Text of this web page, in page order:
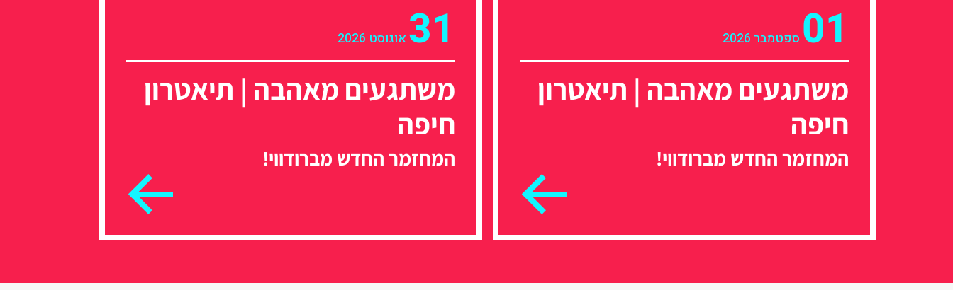
01 ספטמבר 2026
משתגעים מאהבה | תיאטרון
חיפה
המחזמר החדש מברודווי!
31אוגוסט 2026
משתגעים מאהבה | תיאטרון
חיפה
המחזמר החדש מברודווי!